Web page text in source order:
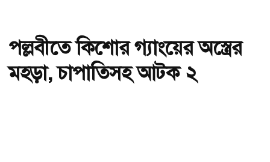
পল্লবীতে কিশোর গ্যাংয়ের অস্ত্রের
মহড়া, চাপাতিসহ আটক ২